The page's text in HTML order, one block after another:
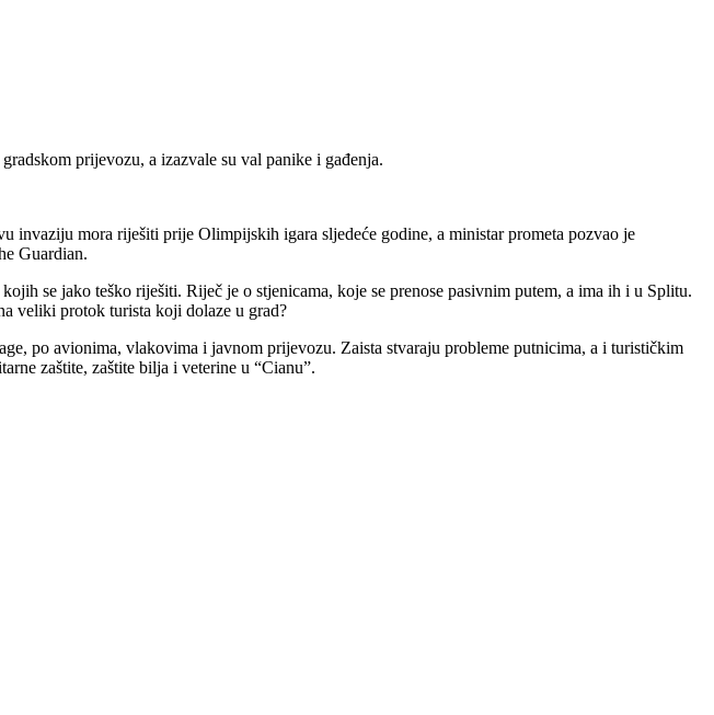
prijevozu, a izazvale su val panike i gađenja.
invaziju mora riješiti prije Olimpijskih igara sljedeće godine, a ministar prometa pozvao je
Guardian.
se jako teško riješiti. Riječ je o stjenicama, koje se prenose pasivnim putem, a ima ih i u Splitu.
veliki protok turista koji dolaze u grad?
po avionima, vlakovima i javnom prijevozu. Zaista stvaraju probleme putnicima, a i turističkim
zaštite, zaštite bilja i veterine u “Cianu”.